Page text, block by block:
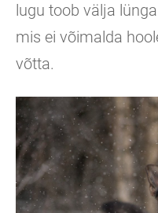
lugu toob välja
mis ei võimalda
võtta.